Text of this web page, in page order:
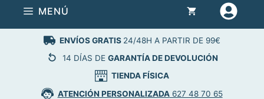
MENÚ
ENVÍOS GRATIS 24/48H A PARTIR DE 99€
14 DÍAS DE GARANTÍA DE DEVOLUCIÓN
TIENDA FÍSICA
ATENCIÓN PERSONALIZADA627 48 70 65